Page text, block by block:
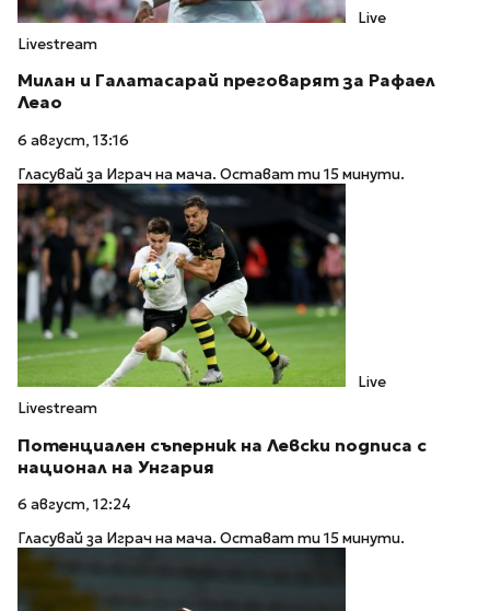
Live
Livestream
Милан и Галатасарай преговарят за Рафаел
Леао
6 август, 13:16
Гласувай за Играч на мача. Остават ти 15 минути.
Live
Livestream
Потенциален съперник на Левски подписа с
национал на Унгария
6 август, 12:24
Гласувай за Играч на мача. Остават ти 15 минути.